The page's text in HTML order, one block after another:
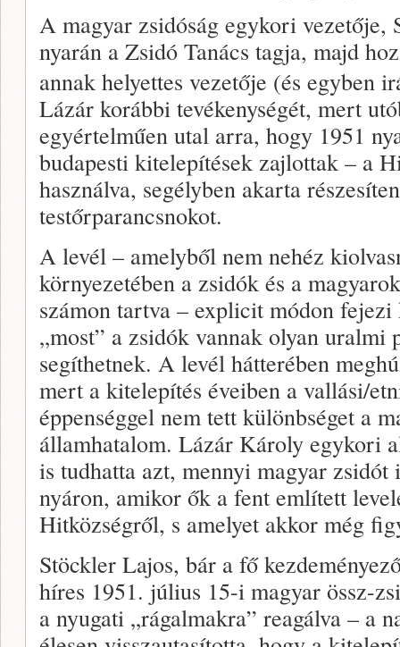
A magyar zsidóság egykori vezetője,
nyarán a Zsidó Tanács tagja, majd
annak helyettes vezetője (és egyben
Lázár korábbi tevékenységét, mert
egyértelműen utal arra, hogy 1951
budapesti kitelepítések zajlottak – a
használva, segélyben akarta
testőrparancsnokot.
A levél – amelyből nem nehéz
környezetében a zsidók és a
számon tartva – explicit módon
„most” a zsidók vannak olyan uralmi
segíthetnek. A levél hátterében
mert a kitelepítés éveiben a vallási/
éppenséggel nem tett különbséget a
államhatalom. Lázár Károly egykori
is tudhatta azt, mennyi magyar
nyáron, amikor ők a fent említett
Hitközségről, s amelyet akkor még
Stöckler Lajos, bár a fő
híres 1951. július 15-i magyar össz-
a nyugati „rágalmakra” reagálva – a